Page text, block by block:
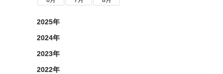
2025年
2024年
2023年
2022年